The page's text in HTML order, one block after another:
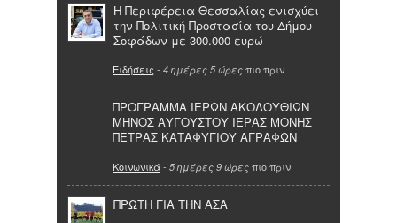
Η Περιφέρεια Θεσσαλίας ενισχύει
την Πολιτική Προστασία του Δήμου
Σοφάδων με 300.000 ευρώ
Ειδήσεις - 4 ημέρες 5 ώρες πιο πριν
ΠΡΟΓΡΑΜΜΑ ΙΕΡΩΝ ΑΚΟΛΟΥΘΙΩΝ
ΜΗΝΟΣ ΑΥΓΟΥΣΤΟΥ ΙΕΡΑΣ ΜΟΝΗΣ
ΠΕΤΡΑΣ ΚΑΤΑΦΥΓΙΟΥ ΑΓΡΑΦΩΝ
Κοινωνικά- 5 ημέρες 9 ώρες πιο πριν
ΠΡΩΤΗ ΓΙΑ ΤΗΝ ΑΣΑ